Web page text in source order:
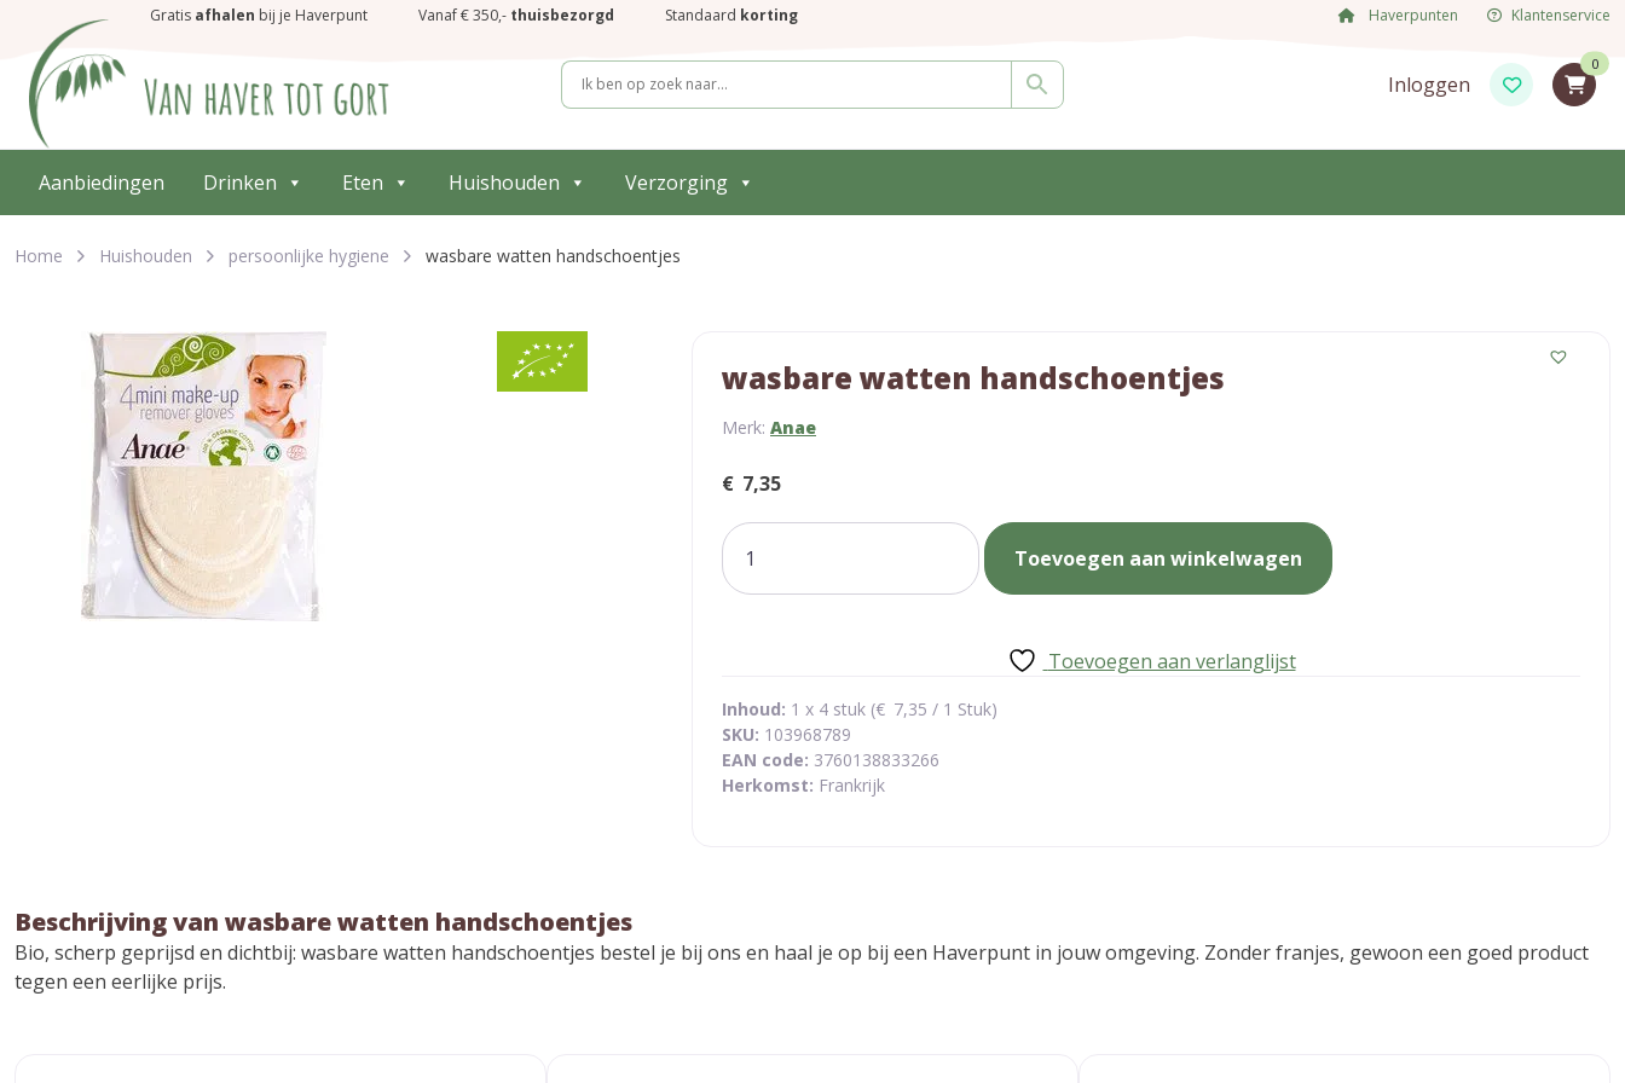
Gratis afhalen bij je Haverpunt Vanaf € 350,- thuisbezorgd Standaard korting Haverpunten Klantenservice
Inloggen
0
Aanbiedingen Drinken Eten Huishouden Verzorging
Home Huishouden persoonlijke hygiene wasbare watten handschoentjes
wasbare watten handschoentjes
Merk: Anae
€ 7,35
wasbare
watten
handschoentjes
Toevoegen aan winkelwagen
Toevoegen aan verlanglijst
Inhoud: 1 x 4 stuk (€ 7,35 / 1 Stuk)
SKU: 103968789
EAN code: 3760138833266
Herkomst: Frankrijk
Beschrijving van wasbare watten handschoentjes
Bio, scherp geprijsd en dichtbij: wasbare watten handschoentjes bestel je bij ons en haal je op bij een Haverpunt in jouw omgeving. Zonder franjes, gewoon een goed product
tegen een eerlijke prijs.